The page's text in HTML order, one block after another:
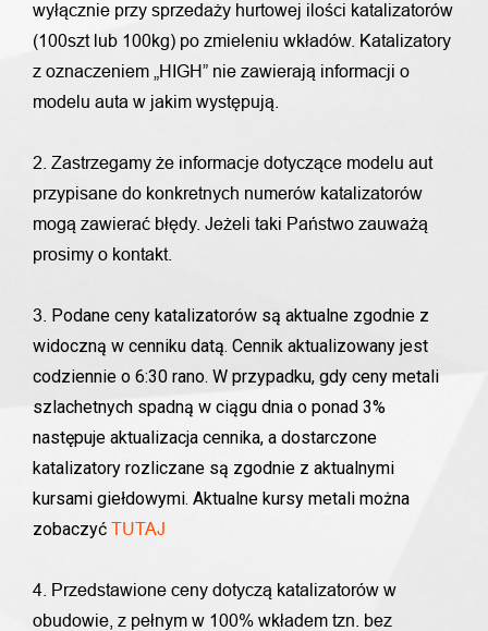
wyłącznie przy sprzedaży hurtowej ilości katalizatorów
(100szt lub 100kg) po zmieleniu wkładów. Katalizatory
z oznaczeniem „HIGH” nie zawierają informacji o
modelu auta w jakim występują.
2. Zastrzegamy że informacje dotyczące modelu aut
przypisane do konkretnych numerów katalizatorów
mogą zawierać błędy. Jeżeli taki Państwo zauważą
prosimy o kontakt.
3. Podane ceny katalizatorów są aktualne zgodnie z
widoczną w cenniku datą. Cennik aktualizowany jest
codziennie o 6:30 rano. W przypadku, gdy ceny metali
szlachetnych spadną w ciągu dnia o ponad 3%
następuje aktualizacja cennika, a dostarczone
katalizatory rozliczane są zgodnie z aktualnymi
kursami giełdowymi. Aktualne kursy metali można
zobaczyć TUTAJ
4. Przedstawione ceny dotyczą katalizatorów w
obudowie, z pełnym w 100% wkładem tzn. bez